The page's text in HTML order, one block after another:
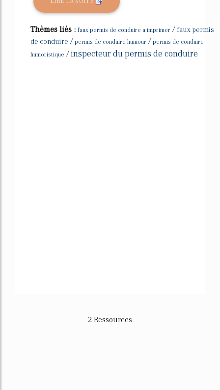
Thèmes liés : faux permis de conduire a imprimer / faux permis
de conduire / permis de conduire humour / permis de conduire
humoristique /inspecteur du permis de conduire
2 Ressources